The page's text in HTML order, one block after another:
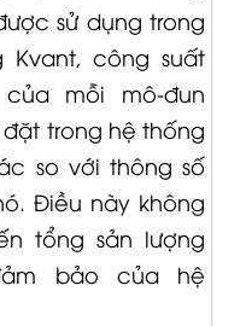
sử dụng trong
Kvant, công suất
mỗi mô-đun
trong hệ thống
so với thông số
Điều này không
tổng sản lượng
bảo của hệ